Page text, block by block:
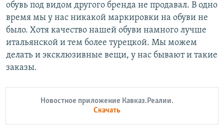
обувь под видом другого бренда не продавал. В одно
время мы у нас никакой маркировки на обуви не
было. Хотя качество нашей обуви намного лучше
итальянской и тем более турецкой. Мы можем
делать и эксклюзивные вещи, у нас бывают и такие
заказы.
Новостное приложение Кавказ.Реалии.
Скачать